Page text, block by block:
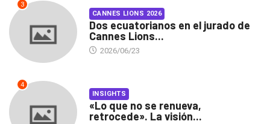
3
CANNES LIONS 2026
Dos ecuatorianos en el jurado de
Cannes Lions...
2026/06/23
4
INSIGHTS
«Lo que no se renueva,
retrocede». La visión...